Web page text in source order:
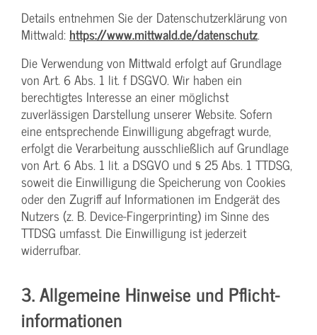
Details entnehmen Sie der Datenschutzerklärung von
Mittwald: https://www.mittwald.de/datenschutz.
Die Verwendung von Mittwald erfolgt auf Grundlage
von Art. 6 Abs. 1 lit. f DSGVO. Wir haben ein
berechtigtes Interesse an einer möglichst
zuverlässigen Darstellung unserer Website. Sofern
eine entsprechende Einwilligung abgefragt wurde,
erfolgt die Verarbeitung ausschließlich auf Grundlage
von Art. 6 Abs. 1 lit. a DSGVO und § 25 Abs. 1 TTDSG,
soweit die Einwilligung die Speicherung von Cookies
oder den Zugriff auf Informationen im Endgerät des
Nutzers (z. B. Device-Fingerprinting) im Sinne des
TTDSG umfasst. Die Einwilligung ist jederzeit
widerrufbar.
3. Allgemeine Hinweise und Pflicht­
informationen